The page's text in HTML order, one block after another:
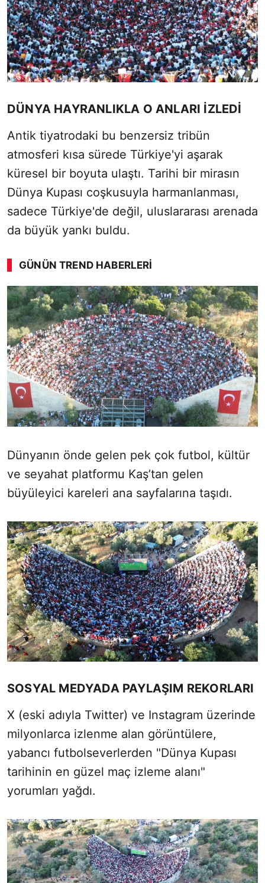
DÜNYA HAYRANLIKLA O ANLARI İZLEDİ
Antik tiyatrodaki bu benzersiz tribün
atmosferi kısa sürede Türkiye'yi aşarak
küresel bir boyuta ulaştı. Tarihi bir mirasın
Dünya Kupası coşkusuyla harmanlanması,
sadece Türkiye'de değil, uluslararası arenada
da büyük yankı buldu.
GÜNÜN TREND HABERLERI
SÖZCÜ SON DAKİKA
Dünyanın önde gelen pek çok futbol, kültür
ve seyahat platformu Kaş’tan gelen
büyüleyici kareleri ana sayfalarına taşıdı.
SOSYAL MEDYADA PAYLAŞIM REKORLARI
X (eski adıyla Twitter) ve Instagram üzerinde
milyonlarca izlenme alan görüntülere,
yabancı futbolseverlerden "Dünya Kupası
tarihinin en güzel maç izleme alanı"
yorumları yağdı.